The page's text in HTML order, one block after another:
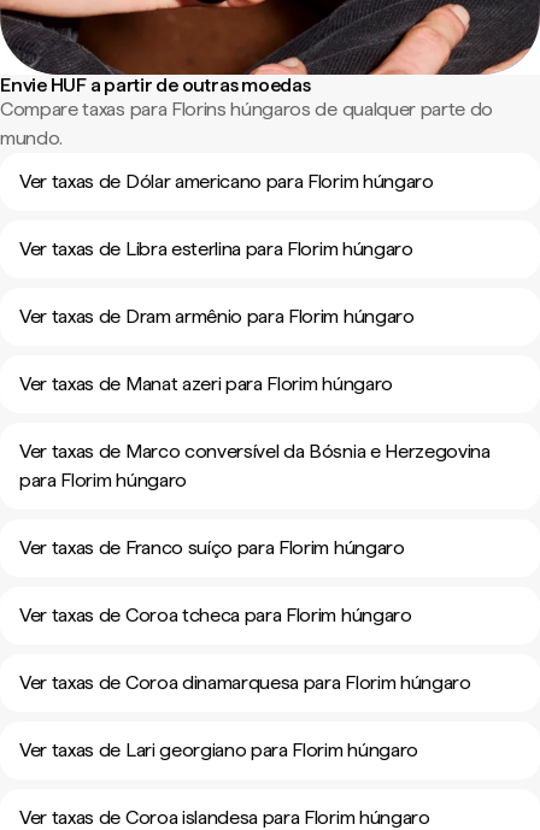
Envie HUF a partir de outras moedas
Compare taxas para Florins húngaros de qualquer parte do
mundo.
Ver taxas de Dólar americano para Florim húngaro
Ver taxas de Libra esterlina para Florim húngaro
Ver taxas de Dram armênio para Florim húngaro
Ver taxas de Manat azeri para Florim húngaro
Ver taxas de Marco conversível da Bósnia e Herzegovina
para Florim húngaro
Ver taxas de Franco suíço para Florim húngaro
Ver taxas de Coroa tcheca para Florim húngaro
Ver taxas de Coroa dinamarquesa para Florim húngaro
Ver taxas de Lari georgiano para Florim húngaro
Ver taxas de Coroa islandesa para Florim húngaro